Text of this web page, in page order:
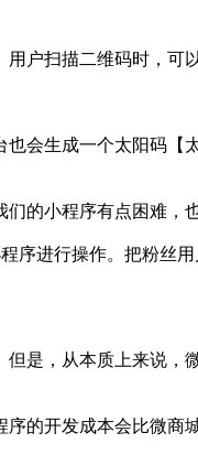
户扫描二维码时，
会生成一个太阳码
的小程序有点困难，
序进行操作。把粉丝
是，从本质上来说
的开发成本会比微商城